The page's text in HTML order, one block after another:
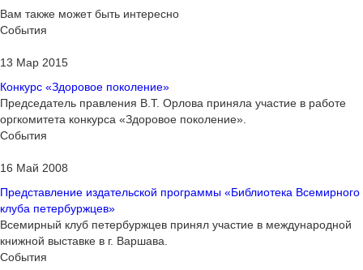
Вам также может быть интересно
События
13 Мар 2015
Конкурс «Здоровое поколение»
Председатель правления В.Т. Орлова приняла участие в работе
оргкомитета конкурса «Здоровое поколение».
События
16 Май 2008
Представление издательской программы «Библиотека Всемирного
клуба петербуржцев»
Всемирный клуб петербуржцев принял участие в международной
книжной выставке в г. Варшава.
События